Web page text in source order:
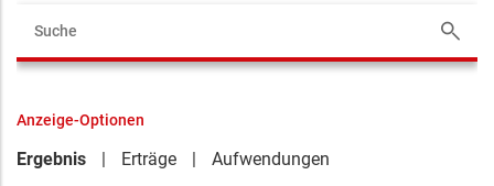
Anzeige-Optionen
Ergebnis Erträge
Aufwendungen